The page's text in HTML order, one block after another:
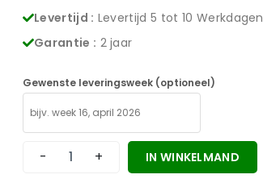
Levertijd : Levertijd 5 tot 10 Werkdagen
Garantie : 2 jaar
Gewenste leveringsweek (optioneel)
- + IN WINKELMAND